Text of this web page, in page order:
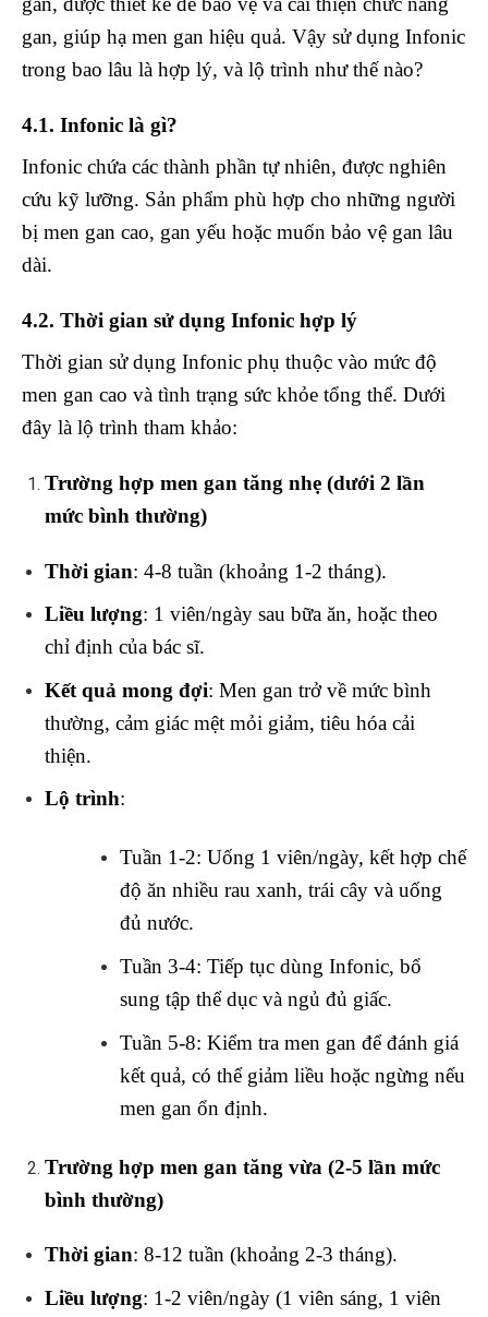
gan, giúp hạ men gan hiệu quả. Vậy sử dụng Infonic
trong bao lâu là hợp lý, và lộ trình như thế nào?
4.1. Infonic là gì?
Infonic chứa các thành phần tự nhiên, được nghiên
cứu kỹ lưỡng. Sản phẩm phù hợp cho những người
bị men gan cao, gan yếu hoặc muốn bảo vệ gan lâu
dài.
4.2. Thời gian sử dụng Infonic hợp lý
Thời gian sử dụng Infonic phụ thuộc vào mức độ
men gan cao và tình trạng sức khỏe tổng thể. Dưới
đây là lộ trình tham khảo:
Trường hợp men gan tăng nhẹ (dưới 2 lần
mức bình thường)
Thời gian: 4-8 tuần (khoảng 1-2 tháng).
Liều lượng: 1 viên/ngày sau bữa ăn, hoặc theo
chỉ định của bác sĩ.
Kết quả mong đợi: Men gan trở về mức bình
thường, cảm giác mệt mỏi giảm, tiêu hóa cải
thiện.
Lộ trình:
Tuần 1-2: Uống 1 viên/ngày, kết hợp chế
độ ăn nhiều rau xanh, trái cây và uống
đủ nước.
Tuần 3-4: Tiếp tục dùng Infonic, bổ
sung tập thể dục và ngủ đủ giấc.
Tuần 5-8: Kiểm tra men gan để đánh giá
kết quả, có thể giảm liều hoặc ngừng nếu
men gan ổn định.
Trường hợp men gan tăng vừa (2-5 lần mức
bình thường)
Thời gian: 8-12 tuần (khoảng 2-3 tháng).
Liều lượng: 1-2 viên/ngày (1 viên sáng, 1 viên